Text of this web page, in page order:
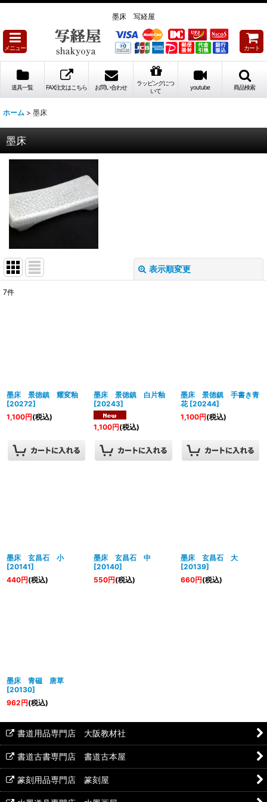
墨床 写経屋
メニュー カート
道具一覧 FAX注文はこちら お問い合わせ
ラッピングにつ
いて
youtube 商品検索
ホーム > 墨床
墨床
表示順変更
7件
墨床 景徳鎮 耀変釉
[20272]
1,100円(税込)
墨床 景徳鎮 白片釉
[20243]
1,100円(税込)
墨床 景徳鎮 手書き青
花 [20244]
1,100円(税込)
墨床 玄昌石 小
[20141]
440円(税込)
墨床 玄昌石 中
[20140]
550円(税込)
墨床 玄昌石 大
[20139]
660円(税込)
墨床 青磁 唐草
[20130]
962円(税込)
書道用品専門店 大阪教材社
書道古書専門店 書道古本屋
篆刻用品専門店 篆刻屋